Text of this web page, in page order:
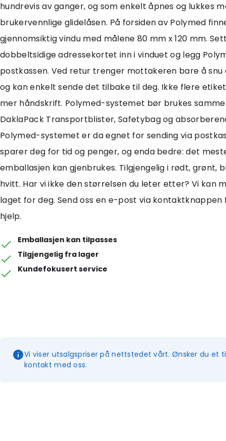
hundrevis av ganger, og som enkelt åpnes og lukkes
brukervennlige glidelåsen. På forsiden av Polymed
gjennomsiktig vindu med målene 80 mm x 120 mm.
dobbeltsidige adressekortet inn i vinduet og legg
postkassen. Ved retur trenger mottakeren bare å
og kan enkelt sende det tilbake til deg. Ikke flere
mer håndskrift. Polymed-systemet bør brukes
DaklaPack Transportblister, Safetybag og
Polymed-systemet er da egnet for sending via
sparer deg for tid og penger, og enda bedre: det
emballasjen kan gjenbrukes. Tilgjengelig i rødt, grønt,
hvitt. Har vi ikke den størrelsen du leter etter? Vi kan
laget for deg. Send oss en e-post via kontaktknappen
hjelp.
Emballasjen kan tilpasses
Tilgjengelig fra lager
Kundefokusert service
Vi viser utsalgspriser på nettstedet vårt. Ønsker du et
kontakt med oss.